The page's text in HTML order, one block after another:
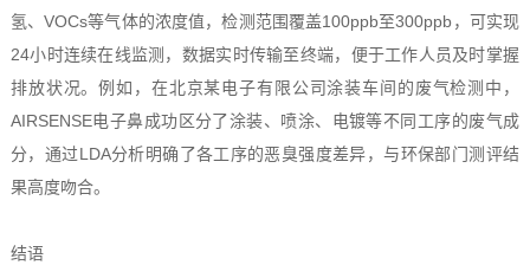
氢、VOCs等气体的浓度值，检测范围覆盖100ppb至300ppb，可实现
24小时连续在线监测，数据实时传输至终端，便于工作人员及时掌握
排放状况。例如，在北京某电子有限公司涂装车间的废气检测中，
AIRSENSE电子鼻成功区分了涂装、喷涂、电镀等不同工序的废气成
分，通过LDA分析明确了各工序的恶臭强度差异，与环保部门测评结
果高度吻合。
结语